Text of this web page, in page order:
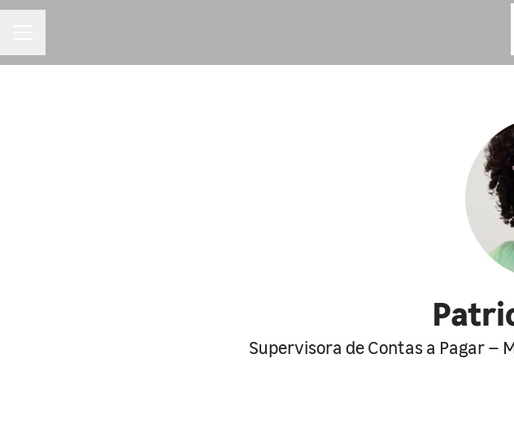
Supervisora de Contas a Pagar